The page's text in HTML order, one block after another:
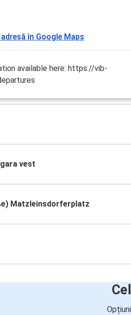
în Google Maps
available here: https://vib-
vest
Matzleinsdorferplatz